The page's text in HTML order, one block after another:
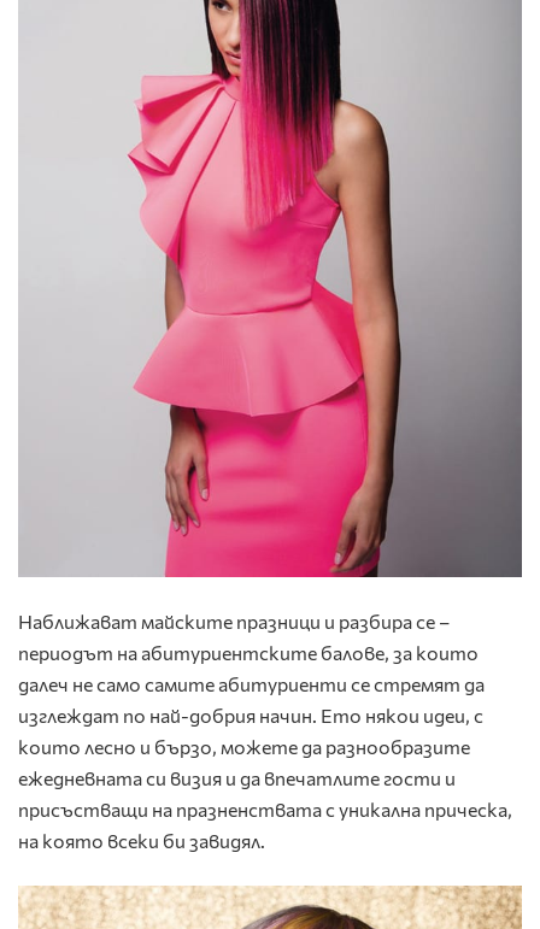
Наближават майските празници и разбира се –
периодът на абитуриентските балове, за които
далеч не само самите абитуриенти се стремят да
изглеждат по най-добрия начин. Ето някои идеи, с
които лесно и бързо, можете да разнообразите
ежедневната си визия и да впечатлите гости и
присъстващи на празненствата с уникална прическа,
на която всеки би завидял.